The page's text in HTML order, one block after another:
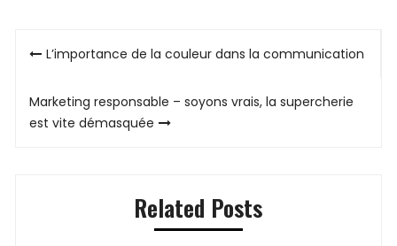
Navigation
l’article
L’importance de la couleur dans la communication
Marketing responsable – soyons vrais, la supercherie
est vite démasquée
Related Posts